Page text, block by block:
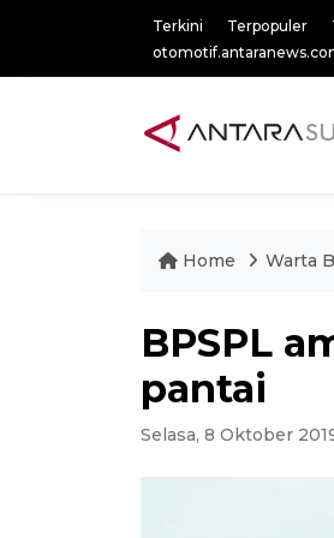
Terkini Terpopuler
Home Warta
BPSPL
pantai
Selasa, 8 Oktober